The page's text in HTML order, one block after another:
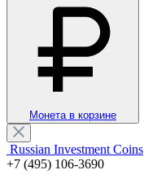
Монета в корзине
Russian Investment Coins
+7 (495) 106-3690